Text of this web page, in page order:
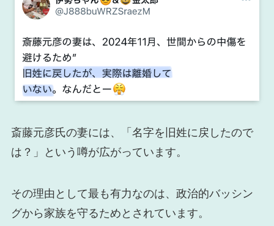
斎藤元彦氏の妻には、「名字を旧姓に戻したので
は？」という噂が広がっています。
その理由として最も有力なのは、政治的バッシン
グから家族を守るためとされています。